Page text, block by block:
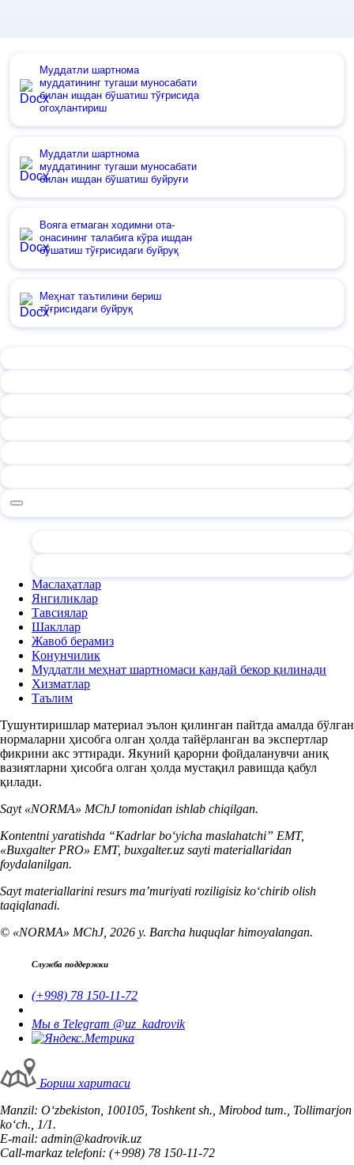
Муддатли шартнома
муддатининг тугаши муносабати
билан ишдан бўшатиш тўғрисида
огоҳлантириш
Муддатли шартнома
муддатининг тугаши муносабати
билан ишдан бўшатиш буйруғи
Вояга етмаган ходимни ота-
онасининг талабига кўра ишдан
бўшатиш тўғрисидаги буйруқ
Меҳнат таътилини бериш
тўғрисидаги буйруқ
Маслаҳатлар
Янгиликлар
Тавсиялар
Шакллар
Жавоб берамиз
Қонунчилик
Муддатли меҳнат шартномаси қандай бекор қилинади
Хизматлар
Таълим
Тушунтиришлар материал эълон қилинган пайтда амалда бўлган
нормаларни ҳисобга олган ҳолда тайёрланган ва экспертлар
фикрини акс эттиради. Якуний қарорни фойдаланувчи аниқ
вазиятларни ҳисобга олган ҳолда мустақил равишда қабул
қилади.
Sayt «NORMA» MChJ tomonidan ishlab chiqilgan.
Kontentni yaratishda “Kadrlar boʻyicha maslahatchi” EMT,
«Buxgalter PRO» EMT, buxgalter.uz sayti materiallaridan
foydalanilgan.
Sayt materiallarini resurs ma’muriyati roziligisiz koʻchirib olish
taqiqlanadi.
© «NORMA» MChJ, 2026 y. Barcha huquqlar himoyalangan.
Служба поддержки
(+998) 78 150-11-72
Мы в Telegram @uz_kadrovik
Бориш харитаси
Manzil: Oʻzbekiston, 100105, Toshkent sh., Mirobod tum., Tollimarjon
koʻch., 1/1.
E-mail: admin@kadrovik.uz
Call-markaz telefoni: (+998) 78 150-11-72